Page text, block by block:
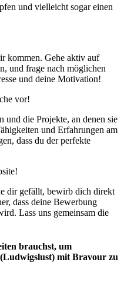
und vielleicht sogar einen
kommen. Gehe aktiv auf
und frage nach möglichen
und deine Motivation!
vor!
und die Projekte, an denen sie
und Erfahrungen am
dass du der perfekte
dir gefällt, bewirb dich direkt
dass deine Bewerbung
Lass uns gemeinsam die
brauchst, um
mit Bravour zu